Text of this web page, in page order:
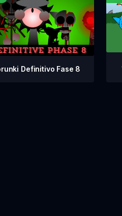
Definitivo Fase 8